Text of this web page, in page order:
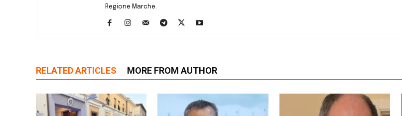
Regione Marche.
RELATED ARTICLES MORE FROM AUTHOR